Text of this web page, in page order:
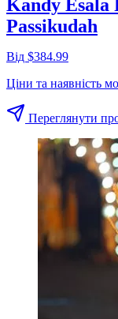
Kandy Esala
Passikudah
Від $384.99
Ціни та наявність
Переглянути